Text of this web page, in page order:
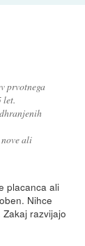
prvotnega
let.
ali
placanca ali
Nihce
razvijajo